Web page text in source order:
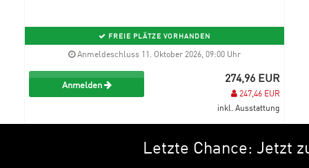
FREIE PLÄTZE VORHANDEN
Anmeldeschluss 11. Oktober 2026, 09:00 Uhr
Anmelden 274,96 EUR
247,46 EUR
inkl. Ausstattung
Letzte Chance: Jetzt zu